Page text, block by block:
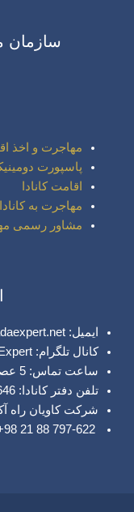
سازمان
مهاجرت و اخذ
پاسپورت
اقامت کانادا
مهاجرت به کانادا
مشاور رسمی
ایمیل: info@canadaexpert.net
کانال تلگرام: CanadaExpert
ساعت تماس: 5 عصر تا 12 شب به وقت ایران
تلفن دفتر کانادا: 8646-237 (905) 1+
شرکت کاویان راه